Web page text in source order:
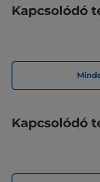
Kapcsolódó
Kapcsolódó